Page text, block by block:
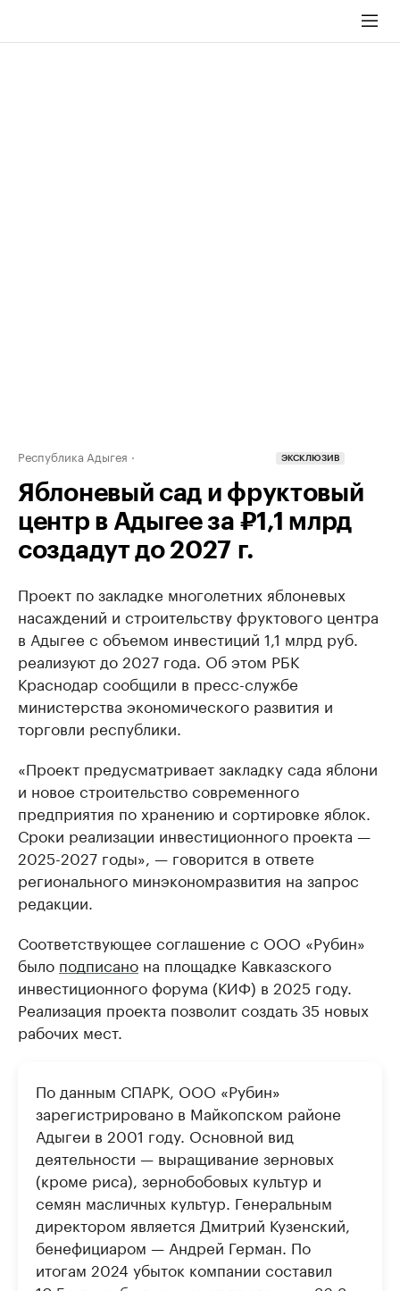
Республика Адыгея ЭКСКЛЮЗИВ
Яблоневый сад и фруктовый
центр в Адыгее за ₽1,1 млрд
создадут до 2027 г.
Проект по закладке многолетних яблоневых
насаждений и строительству фруктового центра
в Адыгее с объемом инвестиций 1,1 млрд руб.
реализуют до 2027 года. Об этом РБК
Краснодар сообщили в пресс-службе
министерства экономического развития и
торговли республики.
«Проект предусматривает закладку сада яблони
и новое строительство современного
предприятия по хранению и сортировке яблок.
Сроки реализации инвестиционного проекта —
2025-2027 годы», — говорится в ответе
регионального минэкономразвития на запрос
редакции.
Соответствующее соглашение с ООО «Рубин»
было подписано на площадке Кавказского
инвестиционного форума (КИФ) в 2025 году.
Реализация проекта позволит создать 35 новых
рабочих мест.
По данным СПАРК, ООО «Рубин»
зарегистрировано в Майкопском районе
Адыгеи в 2001 году. Основной вид
деятельности — выращивание зерновых
(кроме риса), зернобобовых культур и
семян масличных культур. Генеральным
директором является Дмитрий Кузенский,
бенефициаром — Андрей Герман. По
итогам 2024 убыток компании составил